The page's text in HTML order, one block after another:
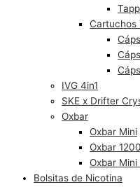
Cartuchos
IVG 4in1
SKE x Drifter
Oxbar
Oxbar Mini
Oxbar 1200
Oxbar
Bolsitas de Nicotina